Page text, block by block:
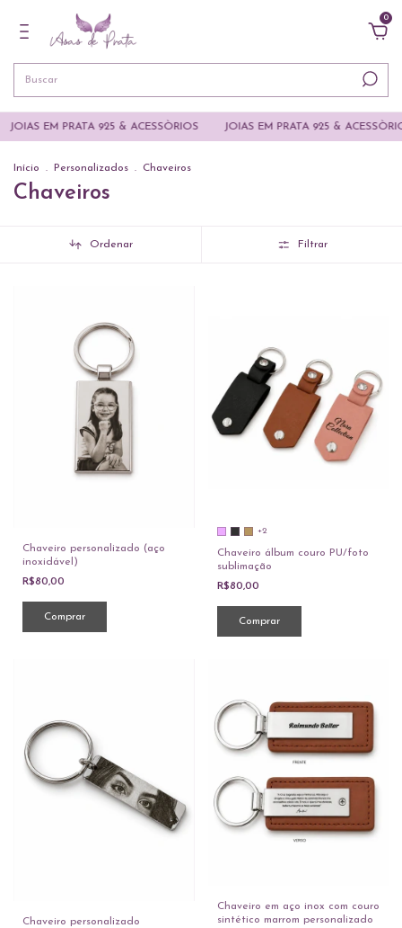
0
PRATA 925 & ACESSÒRIOS JOIAS EM PRATA 925 & ACESSÒRIOS
Início . Personalizados . Chaveiros
Chaveiros
Ordenar Filtrar
Chaveiro personalizado (aço
inoxidável)
R$80,00
+2
Chaveiro álbum couro PU/foto
sublimação
R$80,00
Comprar
Chaveiro personalizado
Chaveiro em aço inox com couro
sintético marrom personalizado